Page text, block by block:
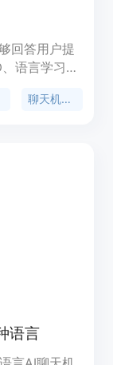
回答用户提
语言学习、
取精准详细
聊天机器人
语言